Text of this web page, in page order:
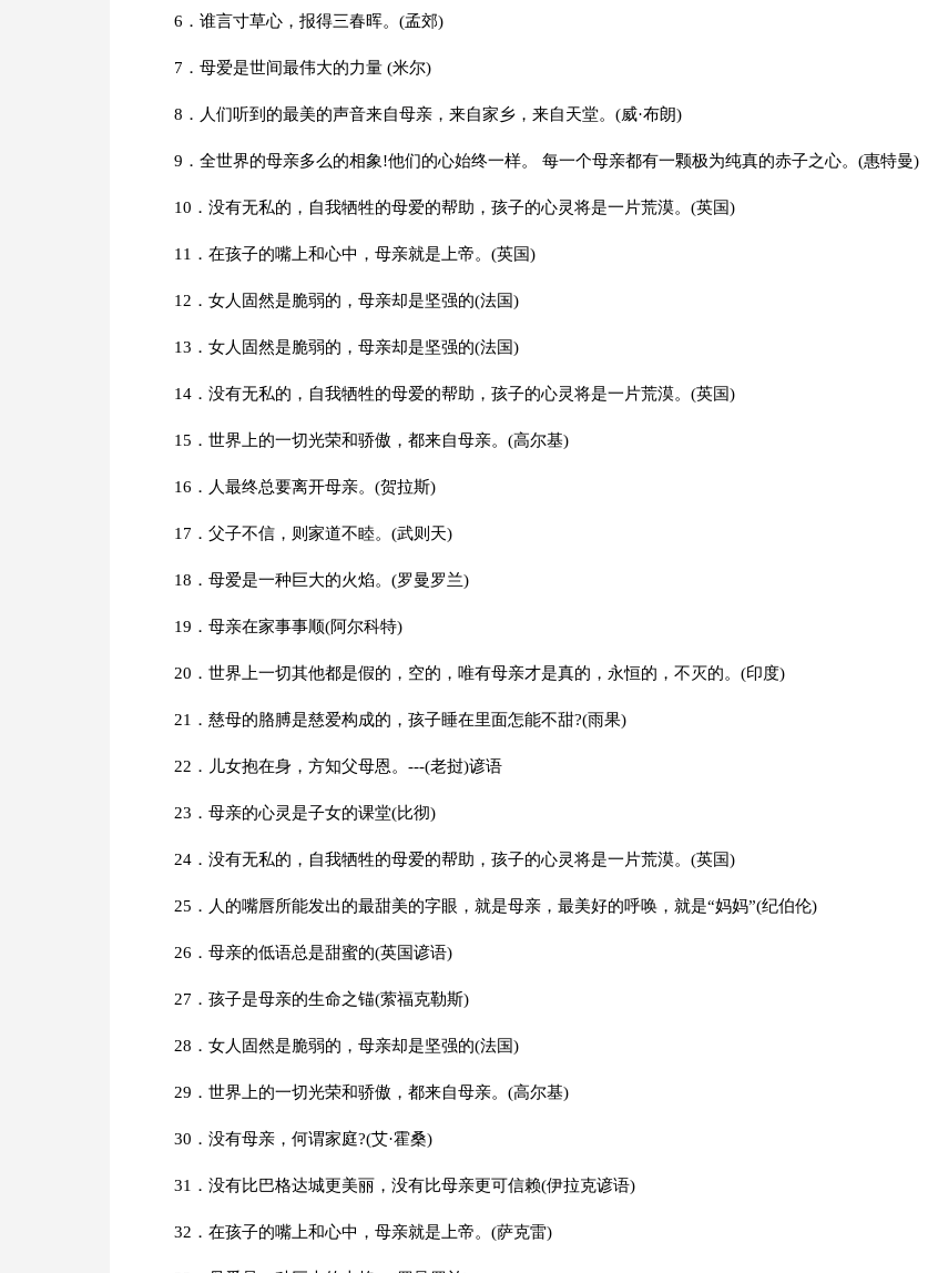
6．谁言寸草心，报得三春晖。(孟郊)
7．母爱是世间最伟大的力量 (米尔)
8．人们听到的最美的声音来自母亲，来自家乡，来自天堂。(威·布朗)
9．全世界的母亲多么的相象!他们的心始终一样。 每一个母亲都有一颗极为纯真的赤子之心。(惠特曼)
10．没有无私的，自我牺牲的母爱的帮助，孩子的心灵将是一片荒漠。(英国)
11．在孩子的嘴上和心中，母亲就是上帝。(英国)
12．女人固然是脆弱的，母亲却是坚强的(法国)
13．女人固然是脆弱的，母亲却是坚强的(法国)
14．没有无私的，自我牺牲的母爱的帮助，孩子的心灵将是一片荒漠。(英国)
15．世界上的一切光荣和骄傲，都来自母亲。(高尔基)
16．人最终总要离开母亲。(贺拉斯)
17．父子不信，则家道不睦。(武则天)
18．母爱是一种巨大的火焰。(罗曼罗兰)
19．母亲在家事事顺(阿尔科特)
20．世界上一切其他都是假的，空的，唯有母亲才是真的，永恒的，不灭的。(印度)
21．慈母的胳膊是慈爱构成的，孩子睡在里面怎能不甜?(雨果)
22．儿女抱在身，方知父母恩。---(老挝)谚语
23．母亲的心灵是子女的课堂(比彻)
24．没有无私的，自我牺牲的母爱的帮助，孩子的心灵将是一片荒漠。(英国)
25．人的嘴唇所能发出的最甜美的字眼，就是母亲，最美好的呼唤，就是“妈妈”(纪伯伦)
26．母亲的低语总是甜蜜的(英国谚语)
27．孩子是母亲的生命之锚(萦福克勒斯)
28．女人固然是脆弱的，母亲却是坚强的(法国)
29．世界上的一切光荣和骄傲，都来自母亲。(高尔基)
30．没有母亲，何谓家庭?(艾·霍桑)
31．没有比巴格达城更美丽，没有比母亲更可信赖(伊拉克谚语)
32．在孩子的嘴上和心中，母亲就是上帝。(萨克雷)